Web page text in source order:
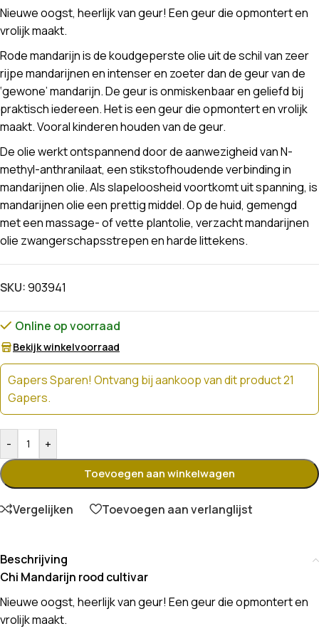
Nieuwe oogst, heerlijk van geur! Een geur die opmontert en
vrolijk maakt.
Rode mandarijn is de koudgeperste olie uit de schil van zeer
rijpe mandarijnen en intenser en zoeter dan de geur van de
‘gewone’ mandarijn. De geur is onmiskenbaar en geliefd bij
praktisch iedereen. Het is een geur die opmontert en vrolijk
maakt. Vooral kinderen houden van de geur.
De olie werkt ontspannend door de aanwezigheid van N-
methyl-anthranilaat, een stikstofhoudende verbinding in
mandarijnen olie. Als slapeloosheid voortkomt uit spanning, is
mandarijnen olie een prettig middel. Op de huid, gemengd
met een massage- of vette plantolie, verzacht mandarijnen
olie zwangerschapsstrepen en harde littekens.
SKU:903941
Online op voorraad
Bekijk winkelvoorraad
Gapers Sparen! Ontvang bij aankoop van dit product 21
Gapers.
- +
Toevoegen aan winkelwagen
Vergelijken Toevoegen aan verlanglijst
Beschrijving
Chi Mandarijn rood cultivar
Nieuwe oogst, heerlijk van geur! Een geur die opmontert en
vrolijk maakt.